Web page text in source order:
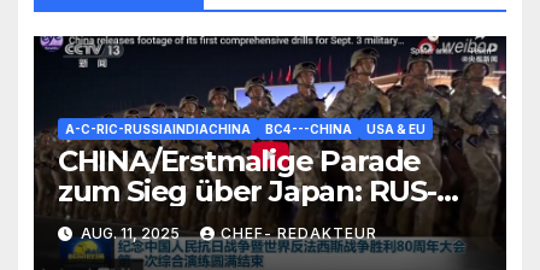
A-C-RIC-RUSSIAINDIACHINA BC4---CHINA USA & EU
CHINA/Erstmalige Parade
zum Sieg über Japan: RUS-
Sieges-Feier-Tradition nun
auch in Peking
AUG. 11, 2025 CHEF- REDAKTEUR